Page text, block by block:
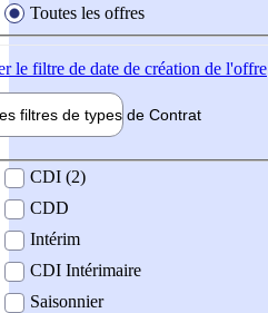
Toutes les offres
le filtre de date de création de l'offre
filtres de types de Contrat
contrat
CDI (2)
CDD
Intérim
CDI Intérimaire
Saisonnier